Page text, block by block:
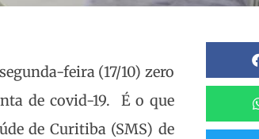
feira (17/10) zero
de covid-19. É o que
de Curitiba (SMS) de